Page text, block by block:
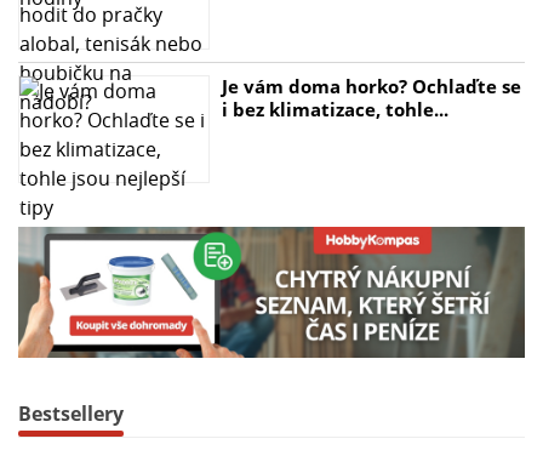
Je vám doma horko? Ochlaďte se
i bez klimatizace, tohle...
Bestsellery